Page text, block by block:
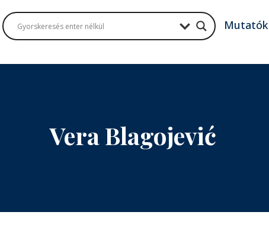
Mutatók
Vera Blagojević